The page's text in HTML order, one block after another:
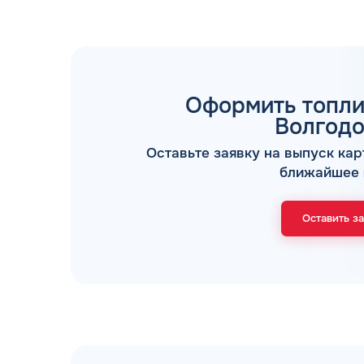
Оформить
Оставьте заявку на выпуск
ближайшее
Оставить
ТОПЛИВНЫЕ
Мы свяжемся с